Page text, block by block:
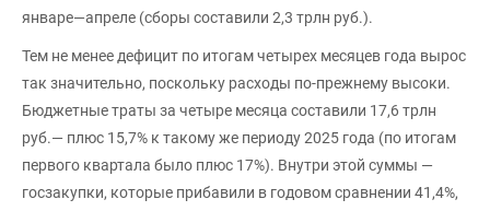
январе—апреле (сборы составили 2,3 трлн руб.).
Тем не менее дефицит по итогам четырех месяцев года вырос
так значительно, поскольку расходы по-прежнему высоки.
Бюджетные траты за четыре месяца составили 17,6 трлн
руб.— плюс 15,7% к такому же периоду 2025 года (по итогам
первого квартала было плюс 17%). Внутри этой суммы —
госзакупки, которые прибавили в годовом сравнении 41,4%,